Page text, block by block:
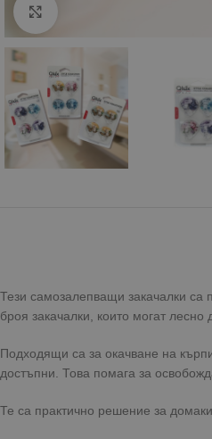
Тези самозалепващи закачалки
броя закачалки, които могат
Подходящи са за окачване на
достъпни. Това помага за
Те са практично решение за